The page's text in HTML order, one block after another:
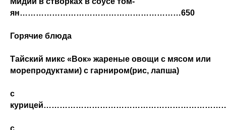
ян……………………………………………………650
Горячие блюда
Тайский микс «Вок» жареные овощи с мясом или
морепродуктами) с гарниром(рис, лапша)
с
с